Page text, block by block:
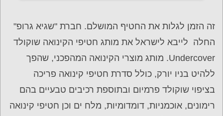
זה הזמן לגלות את החטיף המושלם. חברת "שגיא גרופ"
החלה לייבא לישראל את מותג חטיפי הקינואה שוקולד
Undercover. מותג מוצרי הקינואה המהפכני, שהפך
ללהיט בניו יורק, כולל סדרת חטיפי קינואה פריכה
בציפוי שוקולד פרמיום ובתוספת רכיבים טבעיים בהם
רימונים, אוכמניות, דומדומיות, מלח ים וכן חטיפי קינואה